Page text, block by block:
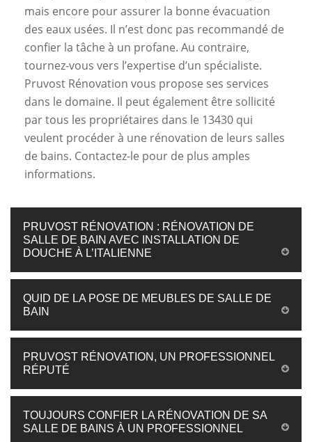
mais encore pour assurer la bonne évacuation
des eaux usées. Il n’est donc pas recommandé de
confier la tâche à un profane. Au contraire,
tournez-vous vers l’expertise d’un spécialiste.
Pruvost Rénovation vous propose ses services
dans le domaine. Il peut également être sollicité
par tous les propriétaires dans le 13430 qui
veulent procéder à une rénovation de leurs salles
de bains. Contactez-le pour de plus amples
informations.
PRUVOST RÉNOVATION : RÉNOVATION DE
SALLE DE BAIN AVEC INSTALLATION DE
DOUCHE À L’ITALIENNE
QUID DE LA POSE DE MEUBLES DE SALLE DE
BAIN
PRUVOST RÉNOVATION, UN PROFESSIONNEL
RÉPUTÉ
TOUJOURS CONFIER LA RÉNOVATION DE SA
SALLE DE BAINS À UN PROFESSIONNEL